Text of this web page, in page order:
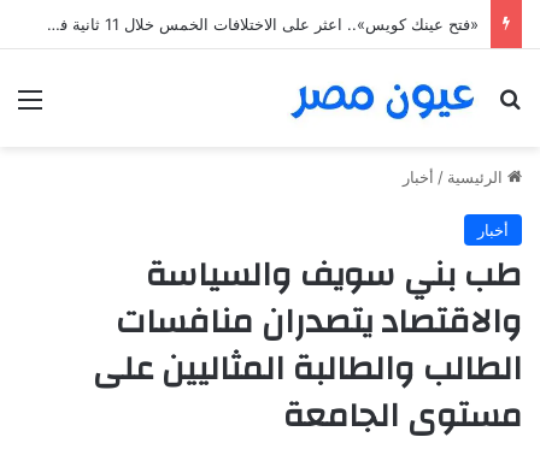
«فتح عينك كويس».. اعثر على الاختلافات الخمس خلال 11 ثانية فقط
بحث عن
الرئيسية / أخبار
أخبار
طب بني سويف والسياسة
والاقتصاد يتصدران منافسات
الطالب والطالبة المثاليين على
مستوى الجامعة